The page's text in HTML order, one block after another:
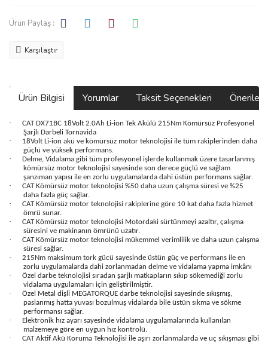
Ürün Paylaş :
Karşılaştır
Ürün Bilgisi Yorumlar Taksit Seçenekleri
·
CAT DX71BC 18Volt 2.0Ah Li-ion Tek Akülü 215Nm Kömürsüz Profesyonel
Şarjlı Darbeli Tornavida
·
18Volt Li-ion akü ve kömürsüz motor teknolojisi ile tüm rakiplerinden daha
güçlü ve yüksek performans.
·
Delme, Vidalama gibi tüm profesyonel işlerde kullanmak üzere tasarlanmış
kömürsüz motor teknolojisi sayesinde son derece güçlü ve sağlam
şanzıman yapısı ile en zorlu uygulamalarda dahi üstün performans sağlar.
·
CAT Kömürsüz motor teknolojisi %50 daha uzun çalışma süresi ve %25
daha fazla güç sağlar.
·
CAT Kömürsüz motor teknolojisi rakiplerine göre 10 kat daha fazla hizmet
ömrü sunar.
·
CAT Kömürsüz motor teknolojisi Motordaki sürtünmeyi azaltır, çalışma
süresini ve makinanın ömrünü uzatır.
·
CAT Kömürsüz motor teknolojisi mükemmel verimlilik ve daha uzun çalışma
süresi sağlar.
·
215Nm maksimum tork gücü sayesinde üstün güç ve performans ile en
zorlu uygulamalarda dahi zorlanmadan delme ve vidalama yapma imkânı
·
Özel darbe teknolojisi sıradan şarjlı matkapların sıkıp sökemediği zorlu
vidalama uygulamaları için geliştirilmiştir.
·
Özel Metal dişli MEGATORQUE darbe teknolojisi sayesinde sıkışmış,
paslanmış hatta yuvası bozulmuş vidalarda bile üstün sıkma ve sökme
performansı sağlar.
·
Elektronik hız ayarı sayesinde vidalama uygulamalarında kullanılan
malzemeye göre en uygun hız kontrolü.
·
CAT Aktif Akü Koruma Teknolojisi ile aşırı zorlanmalarda ve uç sıkışması gibi